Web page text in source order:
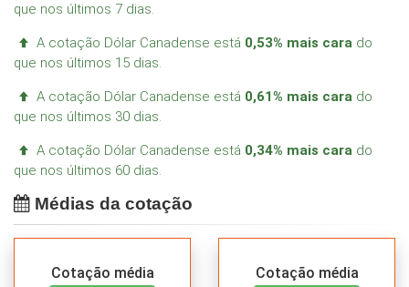
que nos últimos 7 dias.
A cotação Dólar Canadense está 0,53% mais cara do
que nos últimos 15 dias.
A cotação Dólar Canadense está 0,61% mais cara do
que nos últimos 30 dias.
A cotação Dólar Canadense está 0,34% mais cara do
que nos últimos 60 dias.
Médias da cotação
Cotação média Cotação média